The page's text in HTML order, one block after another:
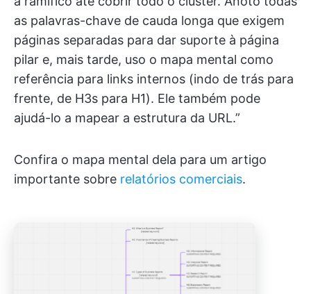
as palavras-chave de cauda longa que exigem
páginas separadas para dar suporte à página
pilar e, mais tarde, uso o mapa mental como
referência para links internos (indo de trás para
frente, de H3s para H1). Ele também pode
ajudá-lo a mapear a estrutura da URL.”
Confira o mapa mental dela para um artigo
importante sobre relatórios comerciais.